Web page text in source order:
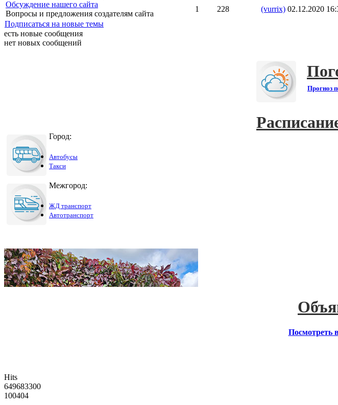
Обсуждение нашего сайта
Вопросы и предложения создателям сайта
1 228 (vurrix) 02.12.2020
Подписаться на новые темы
есть новые сообщения
нет новых сообщений
Прогноз
Город:
Автобусы
Такси
Межгород:
ЖД транспорт
Автотранспорт
Посмотреть
Hits
649683300
100404